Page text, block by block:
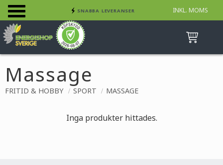
Meny
INKL. MOMS
SNABBA LEVERANSER
BETALA SÄKERT MED KORT, FAKTURA &
SWISH
Massage
FRITID & HOBBY SPORT MASSAGE
Inga produkter hittades.